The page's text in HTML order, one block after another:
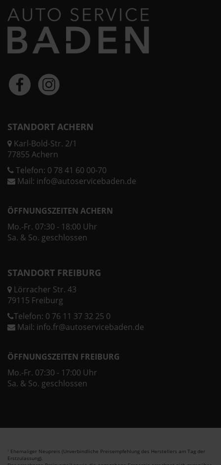
STANDORT ACHERN
Karl-Bold-Str. 2/1
77855 Achern
Telefon: 0 78 41 60 00-70
Mail: info@autoservicebaden.de
ÖFFNUNGSZEITEN ACHERN
Mo.-Fr. 07:30 - 18:00 Uhr
Sa. & So. geschlossen
STANDORT FREIBURG
Lörracher Str. 43
79115 Freiburg
Telefon: 0 76 11 37 32 25 0
Mail: info.fr@autoservicebaden.de
ÖFFNUNGSZEITEN FREIBURG
Mo.-Fr. 07:30 - 17:00 Uhr
Sa. & So. geschlossen
1 Ehemaliger Neupreis (Unverbindliche Preisempfehlung des Herstellers am Tag der
Erstzulassung).